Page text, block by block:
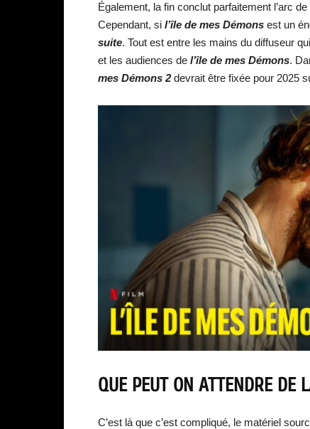
Également, la fin conclut parfaitement l’arc
Cependant, si l’île de mes Démons est un
suite. Tout est entre les mains du diffuseur
et les audiences de l’île de mes Démons.
mes Démons 2devrait être fixée pour 2025
QUE PEUT ON ATTENDRE DE
C’est là que c’est compliqué, le matériel